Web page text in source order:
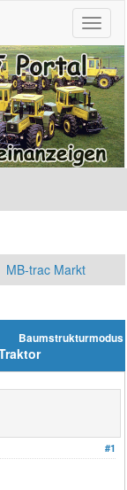
MB-trac Markt
Baumstrukturmodus
#1